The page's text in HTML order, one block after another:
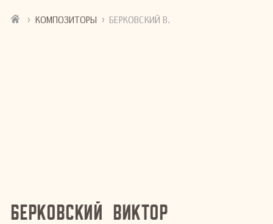
› КОМПОЗИТОРЫ › БЕРКОВСКИЙ В.
Берковский Виктор